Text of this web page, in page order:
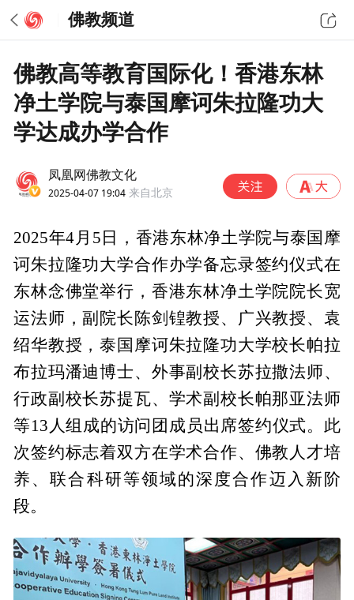
佛教频道
佛教高等教育国际化！香港东林
净土学院与泰国摩诃朱拉隆功大
学达成办学合作
凤凰网佛教文化
2025-04-07 19:04 来自北京
2025年4月5日，香港东林净土学院与泰国摩
诃朱拉隆功大学合作办学备忘录签约仪式在
东林念佛堂举行，香港东林净土学院院长宽
运法师，副院长陈剑锽教授、广兴教授、袁
绍华教授，泰国摩诃朱拉隆功大学校长帕拉
布拉玛潘迪博士、外事副校长苏拉撒法师、
行政副校长苏提瓦、学术副校长帕那亚法师
等13人组成的访问团成员出席签约仪式。此
次签约标志着双方在学术合作、佛教人才培
养、联合科研等领域的深度合作迈入新阶
段。